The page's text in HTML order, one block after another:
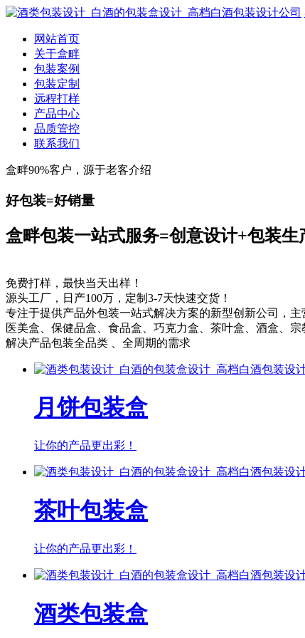
网站首页
关于盒畔
包装案例
包装定制
远程打样
产品中心
品质管控
联系我们
盒畔90%客户，源于老客介绍
好包装=好销量
盒畔包装一站式服务=创意设计+包装生
免费打样，最快当天出样！
源头工厂，日产100万，定制3-7天快速交货！
专注于提供产品外包装一站式解决方案的新型创新公司，
医美盒、保健品盒、食品盒、巧克力盒、茶叶盒、酒盒、
解决产品包装全品类 、全周期的需求
月饼包装盒
让你的产品更出彩！
茶叶包装盒
让你的产品更出彩！
酒类包装盒